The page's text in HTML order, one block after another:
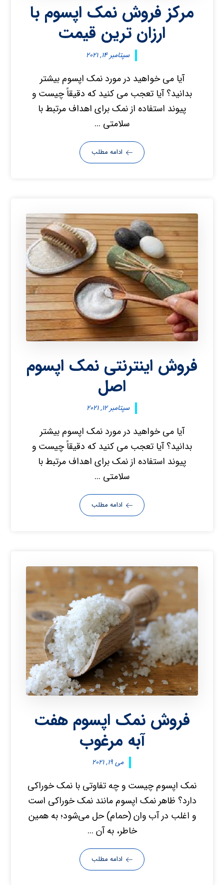
مرکز فروش نمک اپسوم با
ارزان ترین قیمت
سپتامبر ۱۴, ۲۰۲۱
آیا می خواهید در مورد نمک اپسوم بیشتر
بدانید؟ آیا تعجب می کنید که دقیقاً چیست و
پیوند استفاده از نمک برای اهداف مرتبط با
سلامتی ...
ادامه مطلب
فروش اینترنتی نمک اپسوم
اصل
سپتامبر ۱۲, ۲۰۲۱
آیا می خواهید در مورد نمک اپسوم بیشتر
بدانید؟ آیا تعجب می کنید که دقیقاً چیست و
پیوند استفاده از نمک برای اهداف مرتبط با
سلامتی ...
ادامه مطلب
فروش نمک اپسوم هفت
آبه مرغوب
می ۱۹, ۲۰۲۱
نمک اپسوم چیست و چه تفاوتی با نمک خوراکی
دارد؟ ظاهر نمک اپسوم مانند نمک خوراکی است
و اغلب در آب وان (حمام) حل می‌شود؛ به‌ همین‌
خاطر، به آن ...
ادامه مطلب